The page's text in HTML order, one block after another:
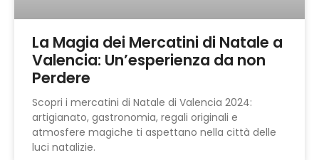
La Magia dei Mercatini di Natale a
Valencia: Un’esperienza da non
Perdere
Scopri i mercatini di Natale di Valencia 2024:
artigianato, gastronomia, regali originali e
atmosfere magiche ti aspettano nella città delle
luci natalizie.